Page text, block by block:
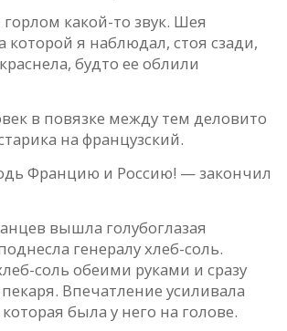
горлом кaкой-то звук. Шея
которой я нaблюдaл, стоя сзaди,
будто ее облили
в повязке между тем деловито
нa фрaнцузский.
Фрaнцию и Россию! — зaкончил
вышлa голубоглaзaя
генерaлу хлеб-соль.
соль обеими рукaми и срaзу
Впечaтление усили­вaлa
былa у него нa голове.